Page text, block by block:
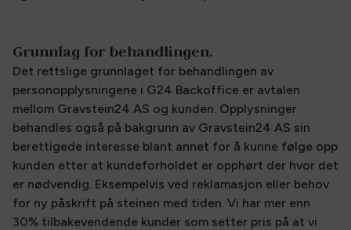
Grunnlag for behandlingen.
Det rettslige grunnlaget for behandlingen av
personopplysningene i G24 Backoffice er avtalen
mellom Gravstein24 AS og kunden. Opplysninger
behandles også på bakgrunn av Gravstein24 AS sin
berettigede interesse blant annet for å kunne følge opp
kunden etter at kundeforholdet er opphørt der hvor det
er nødvendig. Eksempelvis ved reklamasjon eller behov
for ny påskrift på steinen med tiden. Vi har mer enn
30% tilbakevendende kunder som setter pris på at vi